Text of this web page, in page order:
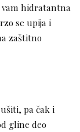
vam hidratantna
se upija i
zaštitno
pa čak i
gline deo